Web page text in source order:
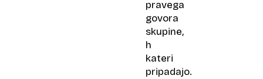
pravega
govora
skupine,
h
kateri
pripadajo.